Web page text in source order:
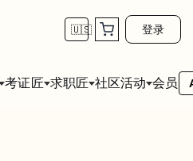
🇺🇸 登录
考证匠 求职匠 社区活动 会员